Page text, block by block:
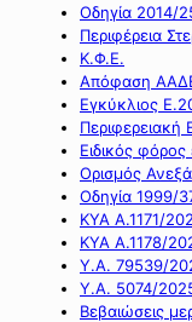
Οδηγία 2014/
Περιφέρεια
Κ.Φ.Ε.
Απόφαση
Εγκύκλιος
Περιφερειακή
Ειδικός
Ορισμός
Οδηγία 1999/
ΚΥΑ Α.1171/
ΚΥΑ Α.1178/
Υ.Α. 79539/
Υ.Α. 5074/
Βεβαιώσεις